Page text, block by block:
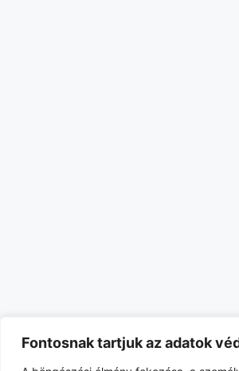
Fontosnak tartjuk az adatok